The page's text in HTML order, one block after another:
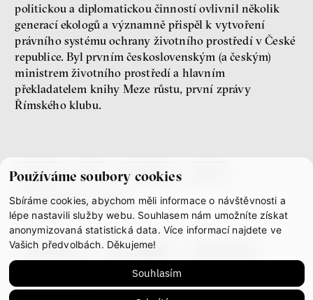
Používáme soubory cookies
Sbíráme cookies, abychom měli informace o návštěvnosti a
lépe nastavili služby webu. Souhlasem nám umožníte získat
anonymizovaná statistická data. Více informací najdete ve
Vašich předvolbách. Děkujeme!
Souhlasím
péče
Závěrečná zpráva IF 2025
Bill McKibben
Environmentalista, spisovatel,
publicista
politickou a diplomatickou činností ovlivnil několik
generací ekologů a významně přispěl k vytvoření
právního systému ochrany životního prostředí v České
republice. Byl prvním československým (a českým)
ministrem životního prostředí a hlavním
překladatelem knihy Meze růstu, první zprávy
Římského klubu.
co je if tým kontakty
partnerství gdpr
facebook instagram